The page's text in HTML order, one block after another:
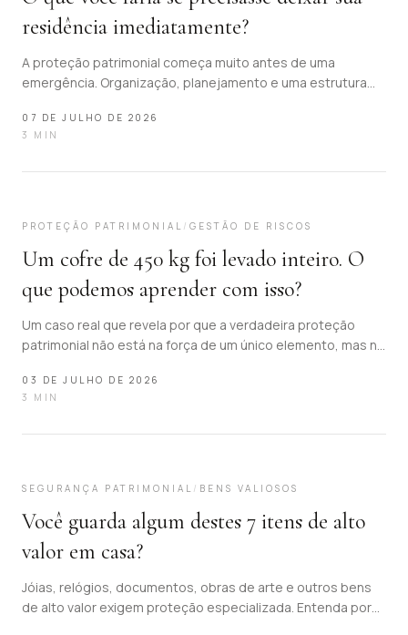
residência imediatamente?
A proteção patrimonial começa muito antes de uma
emergência. Organização, planejamento e uma estrutura
realmente importa, hoje e para o futuro.
07 DE JULHO DE 2026
3
MIN
PROTEÇÃO PATRIMONIAL / GESTÃO DE RISCOS
Um cofre de 450 kg foi levado inteiro. O
que podemos aprender com isso?
Um caso real que revela por que a verdadeira proteção
patrimonial não está na força de um único elemento, mas na
03 DE JULHO DE 2026
3
MIN
SEGURANÇA PATRIMONIAL / BENS VALIOSOS
Você guarda algum destes 7 itens de alto
valor em casa?
Jóias, relógios, documentos, obras de arte e outros bens
de alto valor exigem proteção especializada. Entenda por